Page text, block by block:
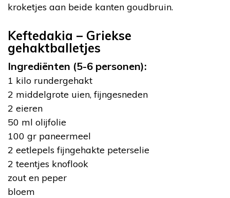
kroketjes aan beide kanten goudbruin.
Keftedakia – Griekse
gehaktballetjes
Ingrediënten (5-6 personen):
1 kilo rundergehakt
2 middelgrote uien, fijngesneden
2 eieren
50 ml olijfolie
100 gr paneermeel
2 eetlepels fijngehakte peterselie
2 teentjes knoflook
zout en peper
bloem